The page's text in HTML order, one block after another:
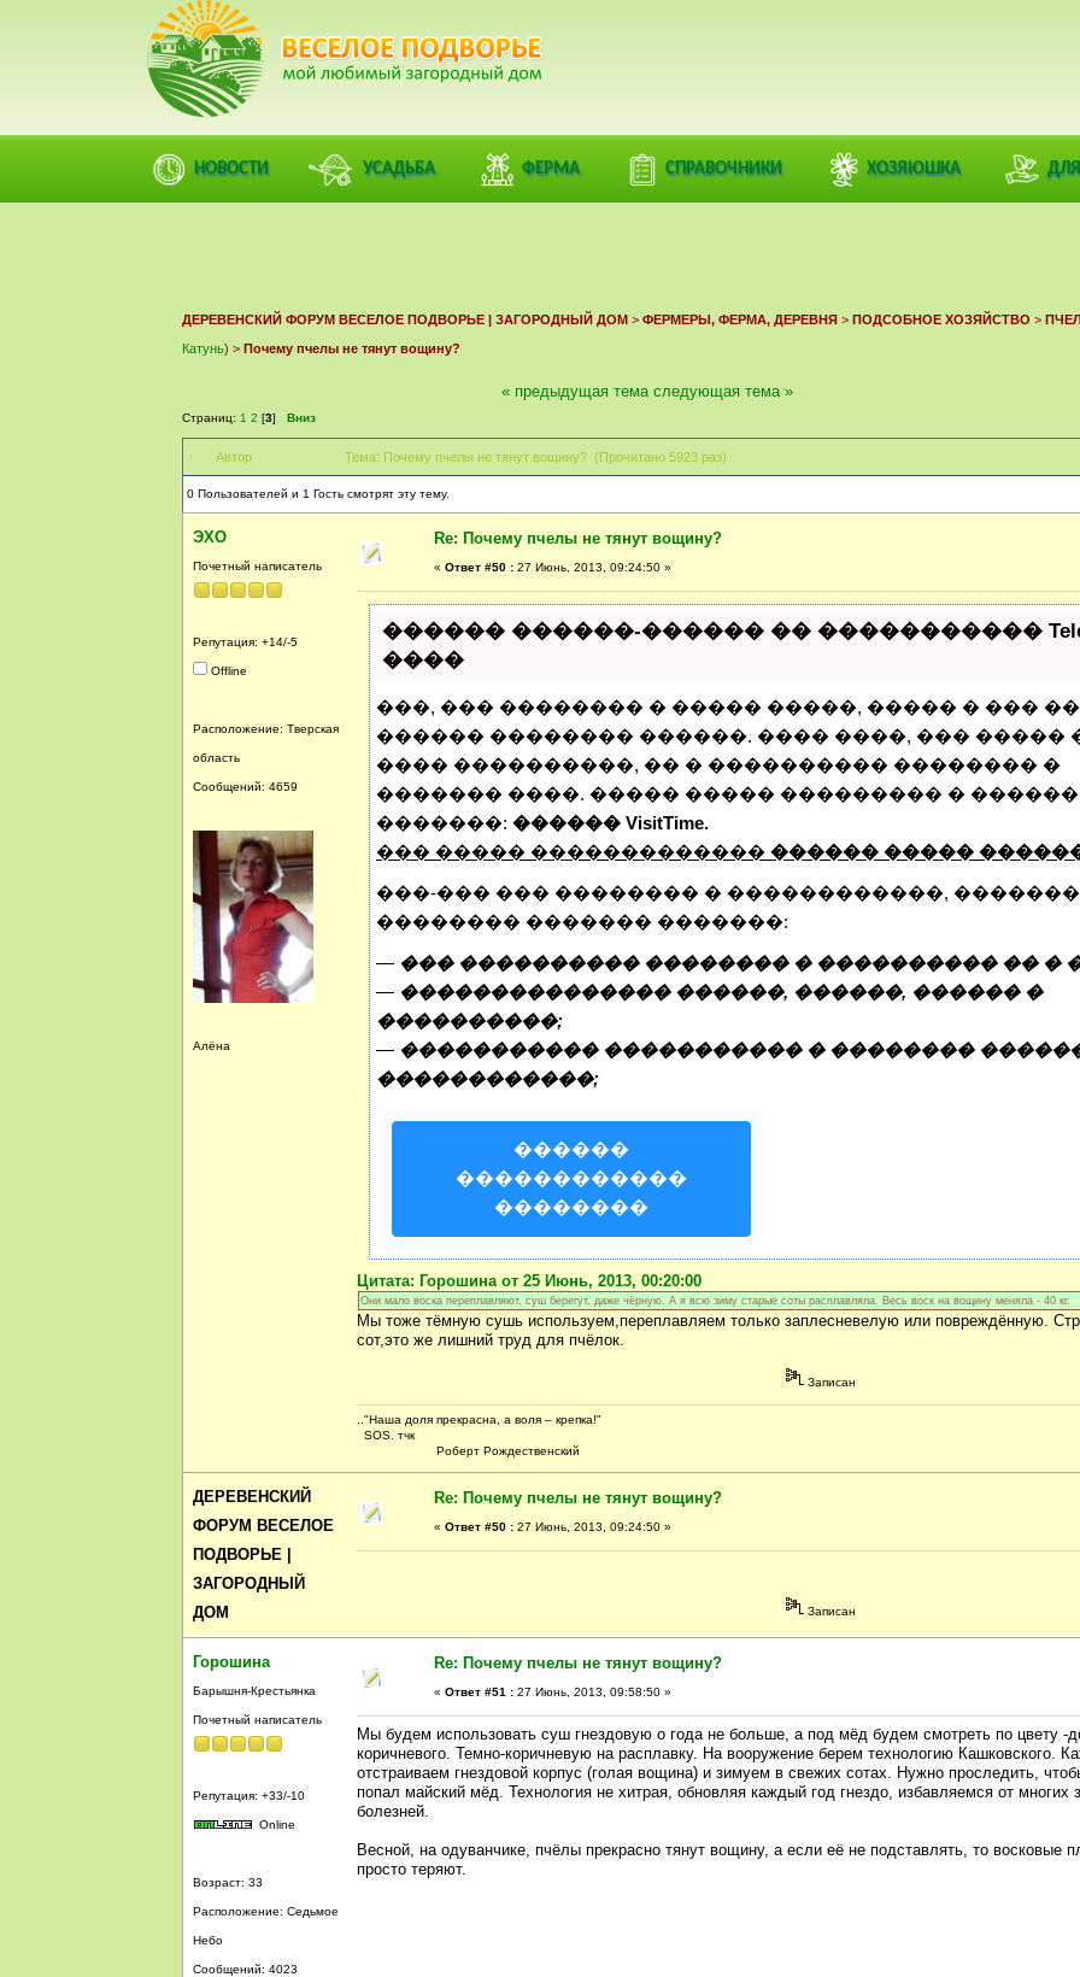
НОВОСТИ УСАДЬБА ФЕРМА СПРАВОЧНИКИ ХОЗЯЮШКА
ФОРУМ
ДЕРЕВЕНСКИЙ ФОРУМ ВЕСЕЛОЕ ПОДВОРЬЕ | ЗАГОРОДНЫЙ ДОМ > ФЕРМЕРЫ, ФЕРМА, ДЕРЕВНЯ > ПОДСОБНОЕ ХОЗЯЙСТВО >
Катунь) > Почему пчелы не тянут вощину?
Страниц: 1 2 [3] Вниз
« предыдущая тема следующая тема »
Автор Тема: Почему пчелы не тянут вощину? (Прочитано 5923 раз)
0 Пользователей и 1 Гость смотрят эту тему.
ЭХО
Почетный написатель
Репутация: +14/-5
Offline
Расположение: Тверская
область
Сообщений: 4659
Алёна
Re: Почему пчелы не тянут вощину?
« Ответ #50 : 27 Июнь, 2013, 09:24:50 »
������ ������-������ �� �����������
����
���, ��� �������� � ����� �����, ����� � ���
������ �������� ������. ���� ����, ��� �����
���� ����������, �� � ���������� �������� �
������� ����. ����� ����� ��������� �
�������: ������ VisitTime.
��� ����� ������������� ������ �����
���-��� ��� �������� � ������������, �������
�������� ������� �������:
— ��� ���������� �������� � ���������� �� �
— ��������������� ������, ������, ������ �
����������;
— ����������� ����������� � ��������
������������;
������
������������
��������
Цитата: Горошина от 25 Июнь, 2013, 00:20:00
Они мало воска переплавляют, суш берегут, даже чёрную. А я всю зиму старые соты расплавляла. Весь воск на вощину меняла - 40 кг.
Мы тоже тёмную сушь используем,переплавляем только заплесневелую или повреждённую.
сот,это же лишний труд для пчёлок.
Записан
.."Наша доля прекрасна, а воля – крепка!"
SOS. тчк
Роберт Рождественский
ДЕРЕВЕНСКИЙ
ФОРУМ ВЕСЕЛОЕ
ПОДВОРЬЕ |
ЗАГОРОДНЫЙ
ДОМ
Re: Почему пчелы не тянут вощину?
« Ответ #50 : 27 Июнь, 2013, 09:24:50 »
Записан
Горошина
Барышня-Крестьянка
Почетный написатель
Репутация: +33/-10
Online
Возраст: 33
Расположение: Седьмое
Небо
Сообщений: 4023
Re: Почему пчелы не тянут вощину?
« Ответ #51 : 27 Июнь, 2013, 09:58:50 »
Мы будем использовать суш гнездовую о года не больше, а под мёд будем смотреть по цвету -
коричневого. Темно-коричневую на расплавку. На вооружение берем технологию Кашковского.
отстраиваем гнездовой корпус (голая вощина) и зимуем в свежих сотах. Нужно проследить,
попал майский мёд. Технология не хитрая, обновляя каждый год гнездо, избавляемся от многих
болезней.
Весной, на одуванчике, пчёлы прекрасно тянут вощину, а если её не подставлять, то восковые
просто теряют.